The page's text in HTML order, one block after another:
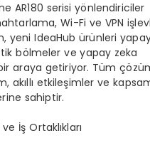
AR180 serisi yönlendiriciler
Wi-Fi ve VPN
yeni IdeaHub ürünleri
bölmeler ve yapay zeka
araya getiriyor. Tüm
akıllı etkileşimler ve
sahiptir.
İş Ortaklıkları